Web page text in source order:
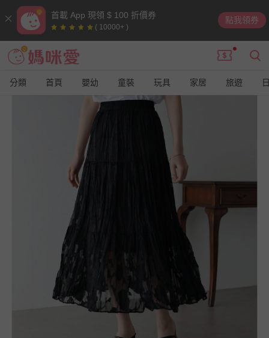
首載 App 現領 $ 100 折價券
( 10000+ )
點我領券
分類 首頁 嬰幼 童裝 玩具 家居 旅遊